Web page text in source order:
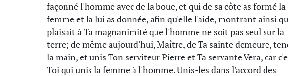
façonné l'homme avec de la boue, et qui de sa côte as formé la
femme et la lui as donnée, afin qu'elle l'aide, montrant ainsi
plaisait à Ta magnanimité que l'homme ne soit pas seul sur la
terre; de même aujourd'hui, Maître, de Ta sainte demeure,
la main, et unis Ton serviteur Pierre et Ta servante Vera, car
Toi qui unis la femme à l'homme. Unis-les dans l'accord des